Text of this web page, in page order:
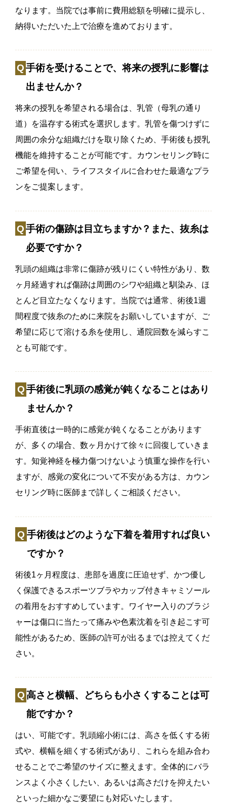
なります。当院では事前に費用総額を明確に提示し、
納得いただいた上で治療を進めております。
手術を受けることで、将来の授乳に影響は
出ませんか？
将来の授乳を希望される場合は、乳管（母乳の通り
道）を温存する術式を選択します。乳管を傷つけずに
周囲の余分な組織だけを取り除くため、手術後も授乳
機能を維持することが可能です。カウンセリング時に
ご希望を伺い、ライフスタイルに合わせた最適なプラ
ンをご提案します。
手術の傷跡は目立ちますか？また、抜糸は
必要ですか？
乳頭の組織は非常に傷跡が残りにくい特性があり、数
ヶ月経過すれば傷跡は周囲のシワや組織と馴染み、ほ
とんど目立たなくなります。当院では通常、術後1週
間程度で抜糸のために来院をお願いしていますが、ご
希望に応じて溶ける糸を使用し、通院回数を減らすこ
とも可能です。
手術後に乳頭の感覚が鈍くなることはあり
ませんか？
手術直後は一時的に感覚が鈍くなることがあります
が、多くの場合、数ヶ月かけて徐々に回復していきま
す。知覚神経を極力傷つけないよう慎重な操作を行い
ますが、感覚の変化について不安がある方は、カウン
セリング時に医師まで詳しくご相談ください。
手術後はどのような下着を着用すれば良い
ですか？
術後1ヶ月程度は、患部を過度に圧迫せず、かつ優し
く保護できるスポーツブラやカップ付きキャミソール
の着用をおすすめしています。ワイヤー入りのブラジ
ャーは傷口に当たって痛みや色素沈着を引き起こす可
能性があるため、医師の許可が出るまでは控えてくだ
さい。
高さと横幅、どちらも小さくすることは可
能ですか？
はい、可能です。乳頭縮小術には、高さを低くする術
式や、横幅を細くする術式があり、これらを組み合わ
せることでご希望のサイズに整えます。全体的にバラ
ンスよく小さくしたい、あるいは高さだけを抑えたい
といった細かなご要望にも対応いたします。